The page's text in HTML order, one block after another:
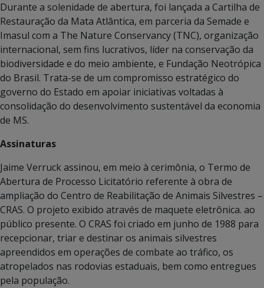
Durante a solenidade de abertura, foi lançada a Cartilha de
Restauração da Mata Atlântica, em parceria da Semade e
Imasul com a The Nature Conservancy (TNC), organização
internacional, sem fins lucrativos, líder na conservação da
biodiversidade e do meio ambiente, e Fundação Neotrópica
do Brasil. Trata-se de um compromisso estratégico do
governo do Estado em apoiar iniciativas voltadas à
consolidação do desenvolvimento sustentável da economia
de MS.
Assinaturas
Jaime Verruck assinou, em meio à cerimônia, o Termo de
Abertura de Processo Licitatório referente à obra de
ampliação do Centro de Reabilitação de Animais Silvestres –
CRAS. O projeto exibido através de maquete eletrônica. ao
público presente. O CRAS foi criado em junho de 1988 para
recepcionar, triar e destinar os animais silvestres
apreendidos em operações de combate ao tráfico, os
atropelados nas rodovias estaduais, bem como entregues
pela população.